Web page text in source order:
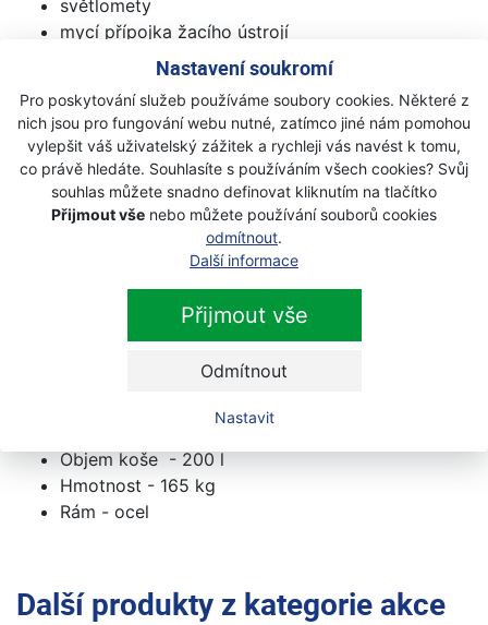
Nastavení soukromí
Pro poskytování služeb používáme soubory cookies. Některé z
nich jsou pro fungování webu nutné, zatímco jiné nám pomohou
vylepšit váš uživatelský zážitek a rychleji vás navést k tomu,
co právě hledáte. Souhlasíte s používáním všech cookies? Svůj
souhlas můžete snadno definovat kliknutím na tlačítko
Přijmout vše nebo můžete používání souborů cookies
odmítnout.
Další informace
Přijmout vše
Odmítnout
Nastavit
světlomety
mycí přípojka žacího ústrojí
ergonomický volant a praktický držák nápojů
Technické údaje :
Motor - Loncin ST 400 OHV by Stiga
Objem motoru - 414 cm 3
Počet válců - 1
Výkonová kategorie - 14 HP
Typ převodovky - hydrostatická
Výhoz - zadní, do koše
Počet nožů - 2
Nastavení výšky sečení - centrální
Mulčování - volitelné
Šířka sečení - 84 cm
Objem koše - 200 l
Hmotnost - 165 kg
Rám - ocel
Další produkty z kategorie akce